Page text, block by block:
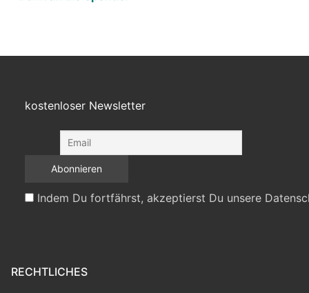
kostenloser Newsletter
Indem Du fortfährst, akzeptierst Du unsere
RECHTLICHES